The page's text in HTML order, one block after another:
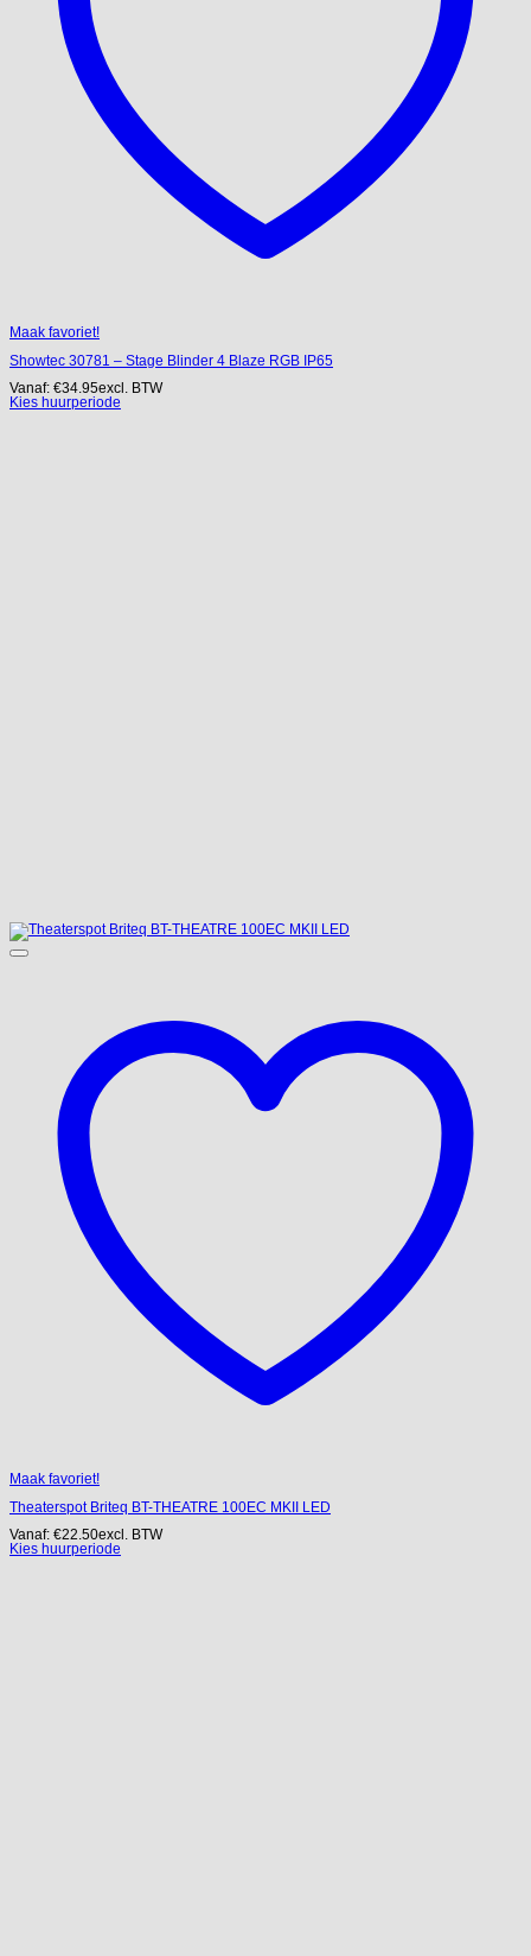
Maak favoriet!
Showtec 30781 – Stage Blinder 4 Blaze RGB IP65
Vanaf: €34.95excl. BTW
Kies huurperiode
Maak favoriet!
Theaterspot Briteq BT-THEATRE 100EC MKII LED
Vanaf: €22.50excl. BTW
Kies huurperiode